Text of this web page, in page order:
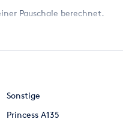
Drohnenaufnahmen.
Pauschale berechnet.
Sonstige
Princess A135